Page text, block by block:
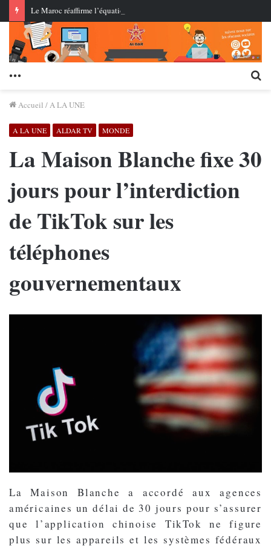
Accueil /A LA UNE
A LA UNE ALDAR TV MONDE
La Maison Blanche fixe 30
jours pour l’interdiction
de TikTok sur les
téléphones
gouvernementaux
La Maison Blanche a accordé aux agences
américaines un délai de 30 jours pour s’assurer
que l’application chinoise TikTok ne figure
plus sur les appareils et les systèmes fédéraux